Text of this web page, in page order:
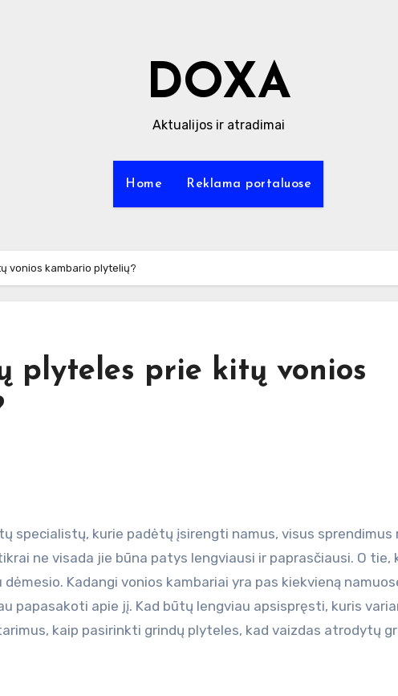
DOXA
Aktualijos ir atradimai
Home Reklama portaluose
vonios kambario plytelių?
plyteles prie kitų vonios
ne visada jie būna patys lengviausi ir paprasčiausi. O tie,
Kadangi vonios kambariai yra pas kiekvieną
papasakoti apie jį. Kad būtų lengviau apsispręsti, kuris
kaip pasirinkti grindų plyteles, kad vaizdas atrodytų